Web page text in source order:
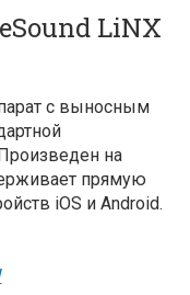
LiNX
с выносным
на
прямую
iOS и Android.